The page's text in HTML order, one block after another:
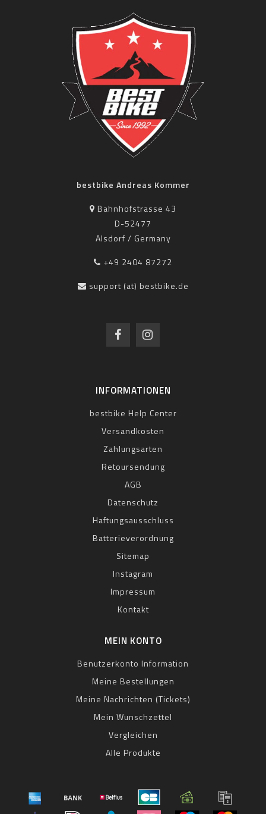
bestbike Andreas Kommer
Bahnhofstrasse 43
D-52477
Alsdorf / Germany
+49 2404 87272
support (at) bestbike.de
INFORMATIONEN
bestbike Help Center
Versandkosten
Zahlungsarten
Retoursendung
AGB
Datenschutz
Haftungsausschluss
Batterieverordnung
Sitemap
Instagram
Impressum
Kontakt
MEIN KONTO
Benutzerkonto Information
Meine Bestellungen
Meine Nachrichten (Tickets)
Mein Wunschzettel
Vergleichen
Alle Produkte